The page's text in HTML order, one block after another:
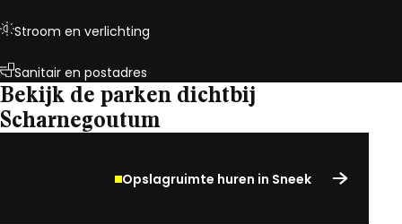
Stroom en verlichting
Sanitair en postadres
Bekijk de parken dichtbij
Scharnegoutum
Opslagruimte huren in Sneek